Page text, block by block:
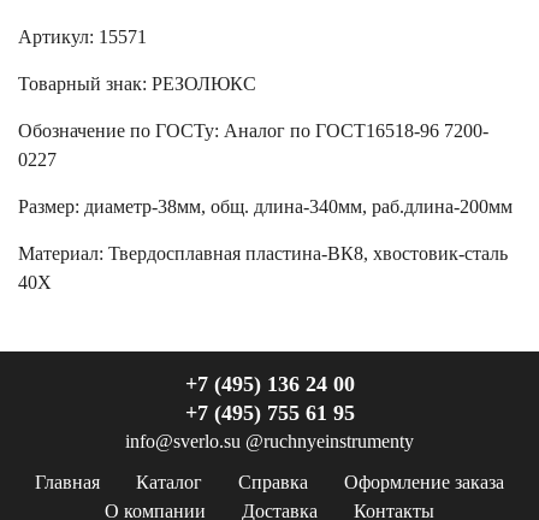
Артикул: 15571
Товарный знак: РЕЗОЛЮКС
Обозначение по ГОСТу: Аналог по ГОСТ16518-96 7200-
0227
Размер: диаметр-38мм, общ. длина-340мм, раб.длина-200мм
Материал: Твердосплавная пластина-ВК8, хвостовик-сталь
40Х
Главная Каталог Справка
Оформление заказа
О компании
Доставка Контакты
+7 (495) 136 24 00
+7 (495) 755 61 95
info@sverlo.su @ruchnyeinstrumenty